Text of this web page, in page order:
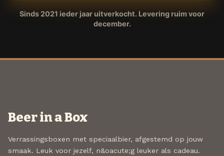
Sinds 2021 ieder jaar uitverkocht. Levering ruim voor
december.
Beer in a Box
Verrassingsboxen met speciaalbier, afgestemd op jouw
smaak. Leuk voor jezelf, n&oacute;g leuker als cadeau.